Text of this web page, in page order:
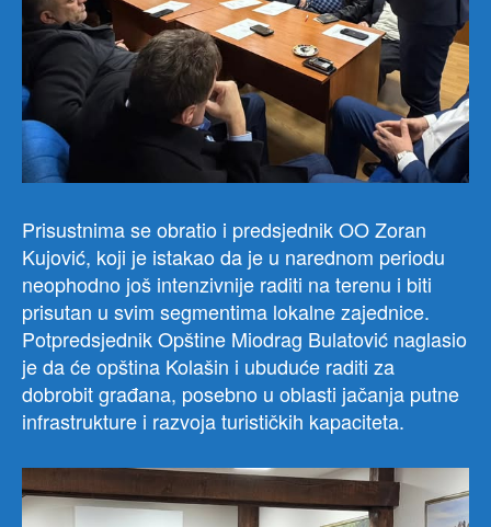
Prisustnima se obratio i predsjednik OO Zoran
Kujović, koji je istakao da je u narednom periodu
neophodno još intenzivnije raditi na terenu i biti
prisutan u svim segmentima lokalne zajednice.
Potpredsjednik Opštine Miodrag Bulatović naglasio
je da će opština Kolašin i ubuduće raditi za
dobrobit građana, posebno u oblasti jačanja putne
infrastrukture i razvoja turističkih kapaciteta.